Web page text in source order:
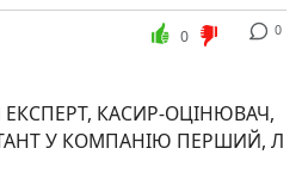
0
0
КАСИР-ОЦІНЮВАЧ,
У КОМПАНІЮ ПЕРШИЙ, Л